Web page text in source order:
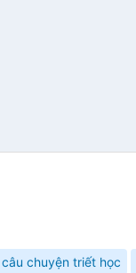
câu chuyện triết học